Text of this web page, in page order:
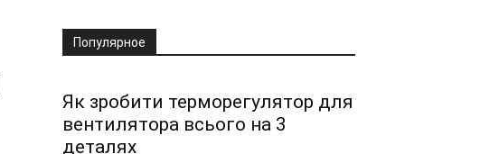
Популярное
Як зробити терморегулятор для
вентилятора всього на 3
деталях